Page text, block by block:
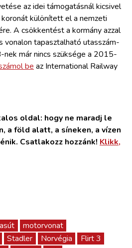
az idei támogatásnál kicsivel
különített el a nemzeti
A csökkentést a kormány azzal
vonalon tapasztalható utasszám-
nek már nincs szüksége a 2015-
be az International Railway
oldal: hogy ne maradj le
a föld alatt, a síneken, a vízen
Csatlakozz hozzánk! Klikk,
motorvonat
Stadler Norvégia
Flirt 3